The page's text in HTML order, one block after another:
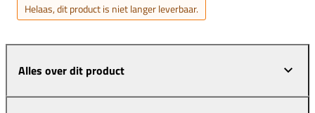
Helaas, dit product is niet langer leverbaar.
Alles over dit product